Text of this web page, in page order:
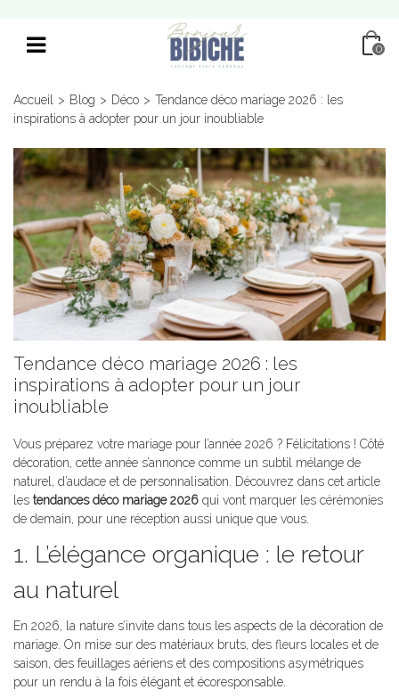
0
Accueil > Blog > Déco > Tendance déco mariage 2026 : les
inspirations à adopter pour un jour inoubliable
Tendance déco mariage 2026 : les
inspirations à adopter pour un jour
inoubliable
Vous préparez votre mariage pour l’année 2026 ? Félicitations ! Côté
décoration, cette année s’annonce comme un subtil mélange de
naturel, d’audace et de personnalisation. Découvrez dans cet article
les tendances déco mariage 2026 qui vont marquer les cérémonies
de demain, pour une réception aussi unique que vous.
1. L’élégance organique : le retour
au naturel
En 2026, la nature s’invite dans tous les aspects de la décoration de
mariage. On mise sur des matériaux bruts, des fleurs locales et de
saison, des feuillages aériens et des compositions asymétriques
pour un rendu à la fois élégant et écoresponsable.